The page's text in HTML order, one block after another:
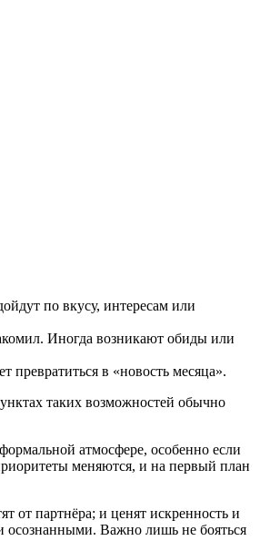
по вкусу, интересам или
Иногда возникают обиды или
в «новость месяца».
таких возможностей обычно
атмосфере, особенно если
меняются, и на первый план
от партнёра; и ценят искренность и
осознанными. Важно лишь не бояться